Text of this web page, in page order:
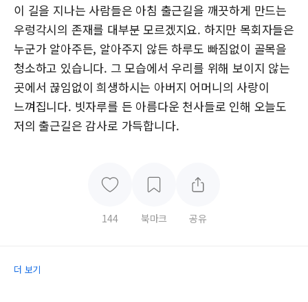
이 길을 지나는 사람들은 아침 출근길을 깨끗하게 만드는
우렁각시의 존재를 대부분 모르겠지요. 하지만 목회자들은
누군가 알아주든, 알아주지 않든 하루도 빠짐없이 골목을
청소하고 있습니다. 그 모습에서 우리를 위해 보이지 않는
곳에서 끊임없이 희생하시는 아버지 어머니의 사랑이
느껴집니다. 빗자루를 든 아름다운 천사들로 인해 오늘도
저의 출근길은 감사로 가득합니다.
144 북마크 공유
더 보기